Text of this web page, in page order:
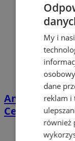
Anita
Centrum
My i
dane
reklam i
również